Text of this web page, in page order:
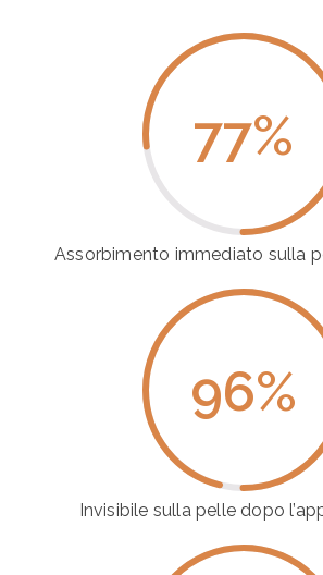
77%
Assorbimento immediato sulla
96%
Invisibile sulla pelle dopo